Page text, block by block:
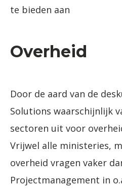
te bieden aan
Overheid
Door de aard van de
Solutions waarschijnlijk
sectoren uit voor
Vrijwel alle ministeries,
overheid vragen vaker
Projectmanagement in